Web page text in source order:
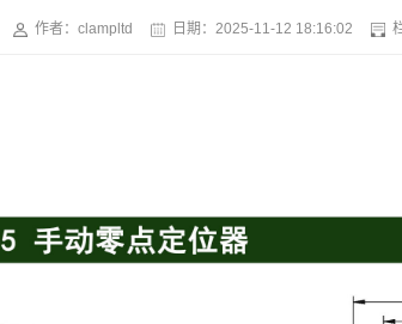
作者：clampltd 日期： 2025-11-12 18:16:02